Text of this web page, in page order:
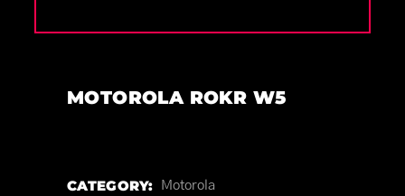
MOTOROLA ROKR W5
CATEGORY: Motorola